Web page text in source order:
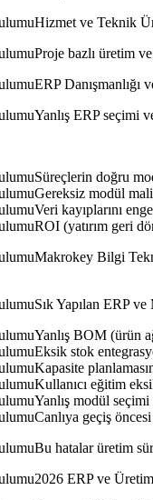
ve Teknik
bazlı üretim
Danışmanlığı
ERP seçimi
doğru
modül
kayıplarını
(yatırım geri
Bilgi
Yapılan ERP ve
BOM (ürün
stok
eğitim
modül seçimi
geçiş öncesi
hatalar üretim
ERP ve